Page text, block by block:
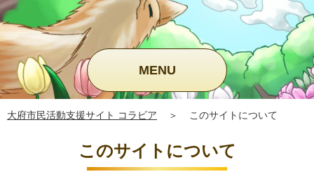
MENU
大府市民活動支援サイト コラビア ＞ このサイトについて
このサイトについて